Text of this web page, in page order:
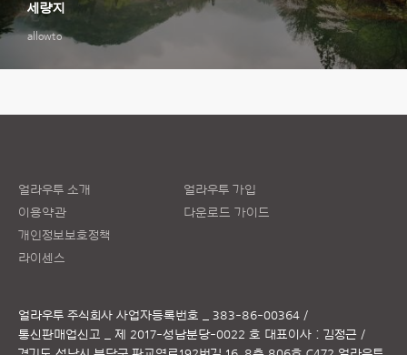
allowto
세량지
얼라우투 소개
이용약관
개인정보보호정책
라이센스
얼라우투 가입
다운로드 가이드
얼라우투 주식회사 사업자등록번호 _ 383-86-00364 /
통신판매업신고 _ 제 2017-성남분당-0022 호 대표이사 : 김정근 /